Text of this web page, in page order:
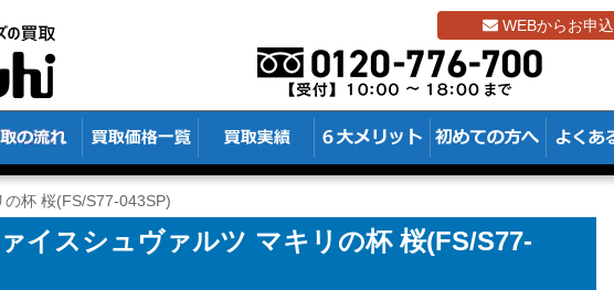
WEBからお申込
の杯 桜(FS/S77-043SP)
ァイスシュヴァルツ マキリの杯 桜(FS/S77-